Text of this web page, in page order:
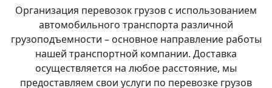
О компании
Направления
Тарифы
Международные перевозки
Контакты
Организация перевозок грузов с использованием
автомобильного транспорта различной
грузоподъемности – основное направление работы
нашей транспортной компании. Доставка
осуществляется на любое расстояние, мы
предоставляем свои услуги по перевозке грузов